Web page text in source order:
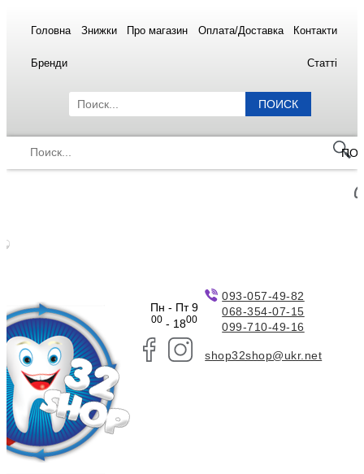
Головна Знижки Про магазин Оплата/Доставка Контакти
Бренди Статті
ПОИСК
Пн - Пт 9
00- 1800
093-057-49-82
068-354-07-15
099-710-49-16
shop32shop@ukr.net